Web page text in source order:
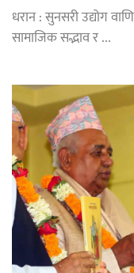
धरान : सुनसरी उद्योग
सामाजिक सद्भाव र ...